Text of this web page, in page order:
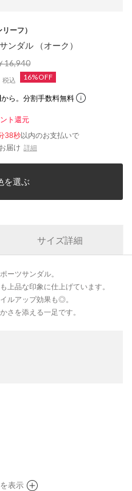
ーフ）
ンダル （オーク）
16,940
税込 16%OFF
から。分割手数料無料
ト還元
38秒以内のお支払いで
届け 詳細
を選ぶ
サイズ詳細
ーツサンダル。
上品な印象に仕上げています。
ルアップ効果も◎。
さを添える一足です。
表示